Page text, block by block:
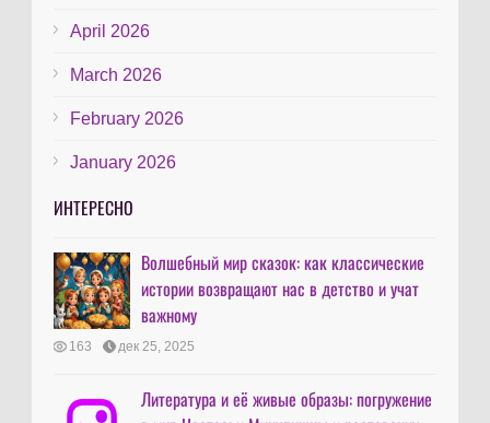
April 2026
March 2026
February 2026
January 2026
ИНТЕРЕСНО
Волшебный мир сказок: как классические
истории возвращают нас в детство и учат
важному
163 дек 25, 2025
Литература и её живые образы: погружение